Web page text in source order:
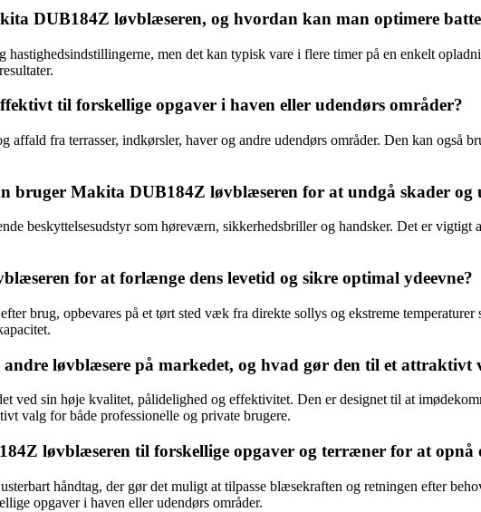
DUB184Z løvblæseren, og hvordan kan man optimere
men det kan typisk vare i flere timer på en enkelt
til forskellige opgaver i haven eller udendørs områder?
fra terrasser, indkørsler, haver og andre udendørs områder. Den kan også
bruger Makita DUB184Z løvblæseren for at undgå skader og
beskyttelsesudstyr som høreværn, sikkerhedsbriller og handsker. Det er
for at forlænge dens levetid og sikre optimal ydeevne?
brug, opbevares på et tørt sted væk fra direkte sollys og ekstreme
løvblæsere på markedet, og hvad gør den til et attraktivt
ved sin høje kvalitet, pålidelighed og effektivitet. Den er designet til at
valg for både professionelle og private brugere.
løvblæseren til forskellige opgaver og terræner for at opnå
håndtag, der gør det muligt at tilpasse blæsekraften og retningen efter
opgaver i haven eller udendørs områder.